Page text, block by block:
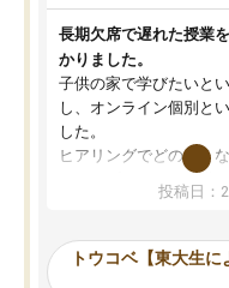
長期欠席で遅れた授業
かりました。
子供の家で学びたいと
し、オンライン個別と
した。
ヒアリングでどのよう
か、オプションは付帯
事が出来ました。
ーティングを行い、そ
投稿日：
トウコベ【東大生